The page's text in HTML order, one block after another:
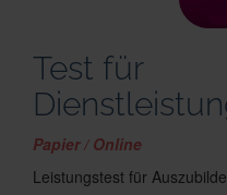
Test für
Papier / Online
Leistungstest für